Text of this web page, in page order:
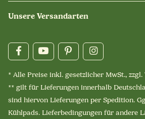
Unsere Versandarten
* Alle Preise inkl. gesetzlicher MwSt., zzgl.
** gilt für Lieferungen innerhalb
sind hiervon Lieferungen per Spedition.
Kühlpads. Lieferbedingungen für andere